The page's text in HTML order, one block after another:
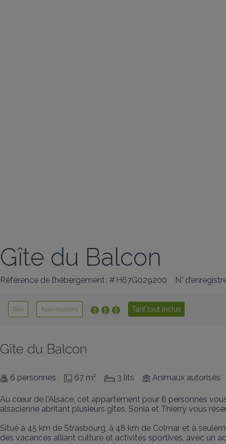
Gîte du Balcon
Référence de l’hébergement : # H67G029200 N°
Gîte Appartement Tarif tout inclus
Gîte du Balcon
6 personnes 67 m² 3 lits Animaux autorisés
Au cœur de l'Alsace, cet appartement pour 6 personnes
alsacienne abritant plusieurs gîtes, Sonia et Thierry vous
Situé à 45 km de Strasbourg, à 48 km de Colmar et à
des vacances alliant culture et activités sportives, avec un